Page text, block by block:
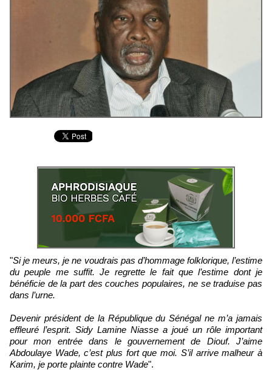
"Si je meurs, je ne voudrais pas d’hommage folklorique, l’estime
du peuple me suffit. Je regrette le fait que l’estime dont je
bénéficie de la part des couches populaires, ne se traduise pas
dans l’urne.
Devenir président de la République du Sénégal ne m’a jamais
effleuré l’esprit. Sidy Lamine Niasse a joué un rôle important
pour mon entrée dans le gouvernement de Diouf. J’aime
Abdoulaye Wade, c’est plus fort que moi. S’il arrive malheur à
Karim, je porte plainte contre Wade".